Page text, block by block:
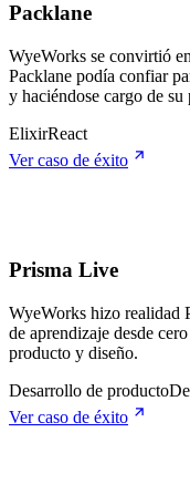
Packlane
WyeWorks se convirtió
Packlane podía confiar
y haciéndose cargo de
ElixirReact
Ver caso de éxito
Prisma Live
WyeWorks hizo realidad
de aprendizaje desde
producto y diseño.
Desarrollo de producto
Ver caso de éxito